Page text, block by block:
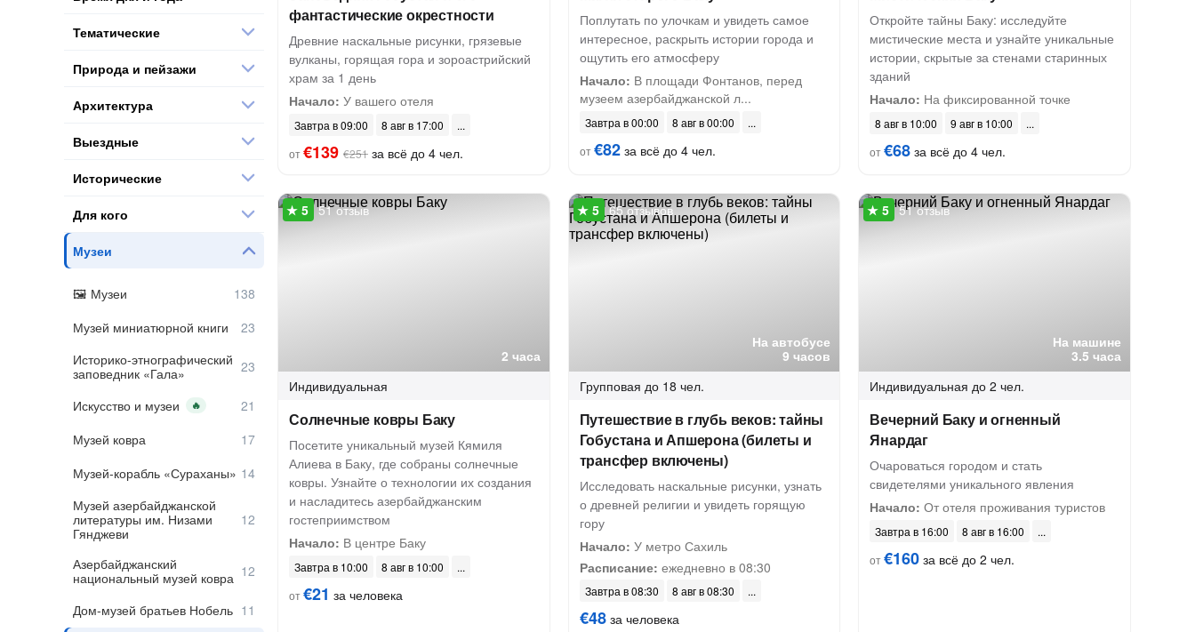
фантастические окрестности
Древние наскальные рисунки, грязевые
вулканы, горящая гора и зороастрийский
храм за 1 день
Начало: У вашего отеля
Завтра в 09:00
8 авг в 17:00
от€139 €251 за всё до 4 чел.
Поплутать по улочкам и увидеть самое
интересное, раскрыть истории города и
ощутить его атмосферу
Начало: В площади Фонтанов, перед
музеем азербайджанской л...
Завтра в 00:00
8 авг в 00:00
от€82за всё до 4 чел.
Откройте тайны Баку: исследуйте
мистические места и узнайте уникальные
истории, скрытые за стенами старинных
зданий
Начало: На фиксированной точке
8 авг в 10:00
9 авг в 10:00
от€68 за всё до 4 чел.
2 часа
51 отзыв
Индивидуальная
Солнечные ковры Баку
Посетите уникальный музей Кямиля
Алиева в Баку, где собраны солнечные
ковры. Узнайте о технологии их создания
и насладитесь азербайджанским
гостеприимством
Начало: В центре Баку
Завтра в 10:00
8 авг в 10:00
от€21 за человека
На автобусе
9 часов
65 отзывов
Групповая до 18 чел.
Путешествие в глубь веков: тайны
Гобустана и Апшерона (билеты и
трансфер включены)
Исследовать наскальные рисунки, узнать
о древней религии и увидеть горящую
гору
Начало: У метро Сахиль
Расписание: ежедневно в 08:30
Завтра в 08:30 8 авг в 08:30
€48за человека
На машине
3.5 часа
51 отзыв
Индивидуальная до 2 чел.
Вечерний Баку и огненный
Янардаг
Очароваться городом и стать
свидетелями уникального явления
Начало: От отеля проживания туристов
Завтра в 16:00
8 авг в 16:00
от€160 за всё до 2 чел.
Тематические
Природа и пейзажи
Архитектура
Выездные
Исторические
Для кого
Музеи
Музеи
Музей миниатюрной книги
Историко-этнографический
заповедник «Гала»
Искусство и музеи
🔥
Музей ковра
Музей-корабль «Сураханы»
Музей азербайджанской
литературы им. Низами
Гянджеви
Азербайджанский
национальный музей ковра
Дом-музей братьев Нобель